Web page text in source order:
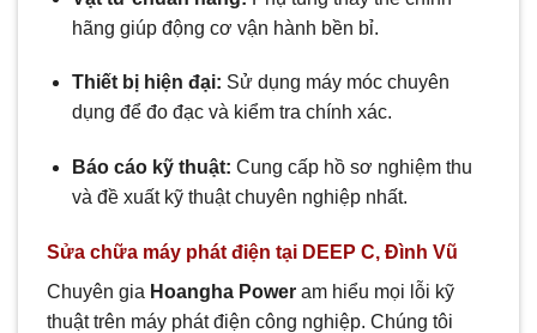
hãng giúp động cơ vận hành bền bỉ.
Thiết bị hiện đại: Sử dụng máy móc chuyên
dụng để đo đạc và kiểm tra chính xác.
Báo cáo kỹ thuật: Cung cấp hồ sơ nghiệm thu
và đề xuất kỹ thuật chuyên nghiệp nhất.
Sửa chữa máy phát điện tại DEEP C, Đình Vũ
Chuyên gia Hoangha Power am hiểu mọi lỗi kỹ
thuật trên máy phát điện công nghiệp. Chúng tôi